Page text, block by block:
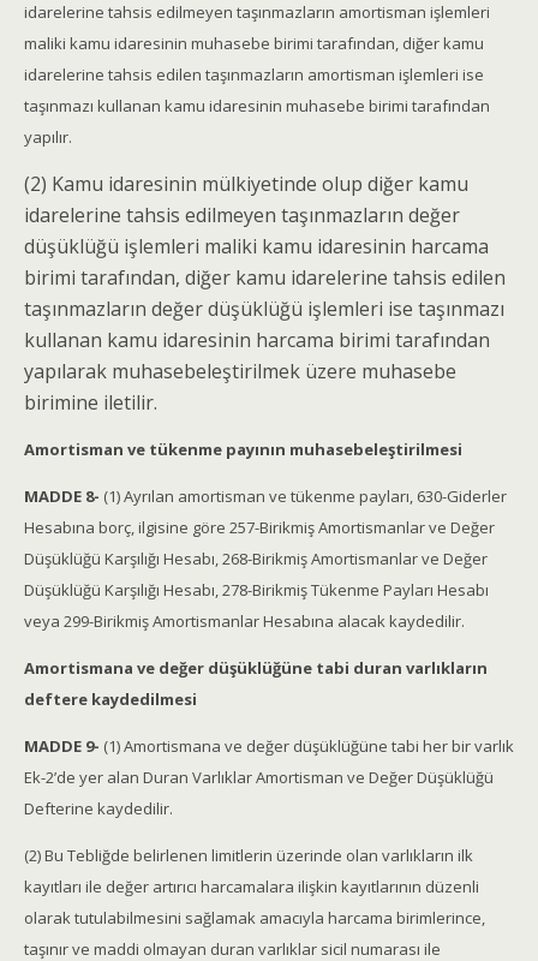
idarelerine tahsis edilmeyen taşınmazların amortisman işlemleri
maliki kamu idaresinin muhasebe birimi tarafından, diğer kamu
idarelerine tahsis edilen taşınmazların amortisman işlemleri ise
taşınmazı kullanan kamu idaresinin muhasebe birimi tarafından
yapılır.
(2) Kamu idaresinin mülkiyetinde olup diğer kamu
idarelerine tahsis edilmeyen taşınmazların değer
düşüklüğü işlemleri maliki kamu idaresinin harcama
birimi tarafından, diğer kamu idarelerine tahsis edilen
taşınmazların değer düşüklüğü işlemleri ise taşınmazı
kullanan kamu idaresinin harcama birimi tarafından
yapılarak muhasebeleştirilmek üzere muhasebe
birimine iletilir.
Amortisman ve tükenme payının muhasebeleştirilmesi
MADDE 8- (1) Ayrılan amortisman ve tükenme payları, 630-Giderler
Hesabına borç, ilgisine göre 257-Birikmiş Amortismanlar ve Değer
Düşüklüğü Karşılığı Hesabı, 268-Birikmiş Amortismanlar ve Değer
Düşüklüğü Karşılığı Hesabı, 278-Birikmiş Tükenme Payları Hesabı
veya 299-Birikmiş Amortismanlar Hesabına alacak kaydedilir.
Amortismana ve değer düşüklüğüne tabi duran varlıkların
deftere kaydedilmesi
MADDE 9- (1) Amortismana ve değer düşüklüğüne tabi her bir varlık
Ek-2’de yer alan Duran Varlıklar Amortisman ve Değer Düşüklüğü
Defterine kaydedilir.
(2) Bu Tebliğde belirlenen limitlerin üzerinde olan varlıkların ilk
kayıtları ile değer artırıcı harcamalara ilişkin kayıtlarının düzenli
olarak tutulabilmesini sağlamak amacıyla harcama birimlerince,
taşınır ve maddi olmayan duran varlıklar sicil numarası ile